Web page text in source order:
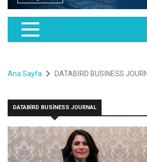
Ana Sayfa DATABİRD BUSİNESS
DATABİRD BUSİNESS JOURNAL